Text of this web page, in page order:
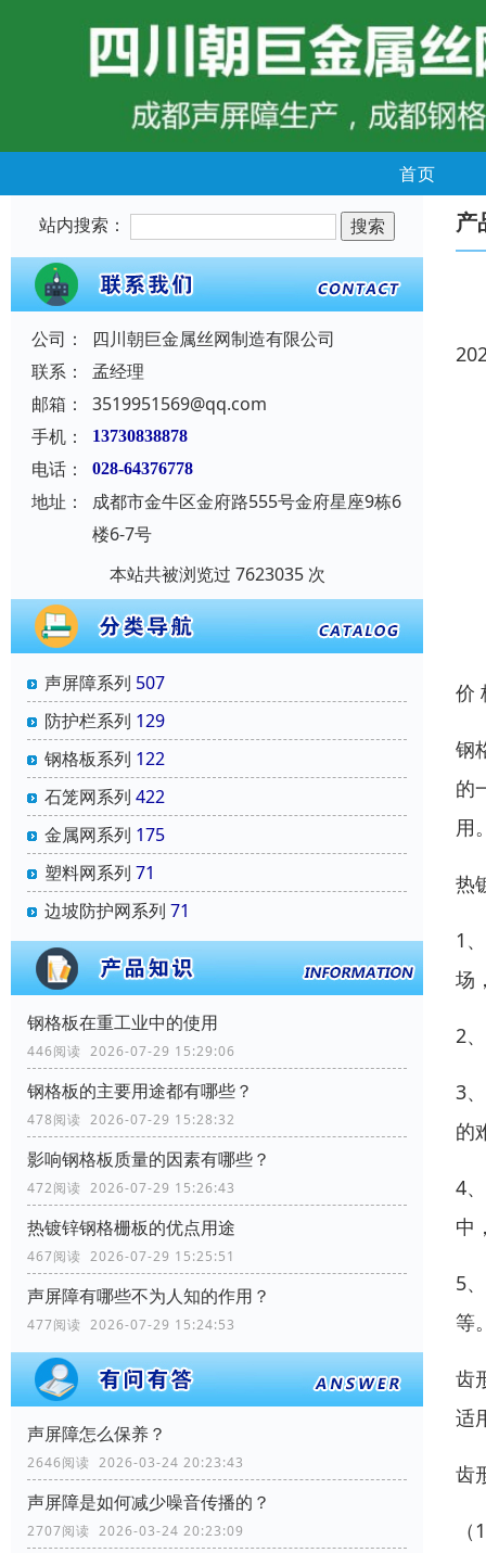
首页
站内搜索：
公司：
四川朝巨金属丝网制造有限公司
联系：
孟经理
邮箱：
3519951569@qq.com
手机：
13730838878
电话： 028-64376778
地址：
成都市金牛区金府路555号金府星座9栋6
楼6-7号
本站共被浏览过 7623035 次
声屏障系列 507
防护栏系列 129
钢格板系列 122
石笼网系列 422
金属网系列 175
塑料网系列 71
边坡防护网系列 71
钢格板在重工业中的使用
446阅读 2026-07-29 15:29:06
钢格板的主要用途都有哪些？
478阅读 2026-07-29 15:28:32
影响钢格板质量的因素有哪些？
472阅读 2026-07-29 15:26:43
热镀锌钢格栅板的优点用途
467阅读 2026-07-29 15:25:51
声屏障有哪些不为人知的作用？
477阅读 2026-07-29 15:24:53
声屏障怎么保养？
2646阅读 2026-03-24 20:23:43
声屏障是如何减少噪音传播的？
2707阅读 2026-03-24 20:23:09
产
价
钢
的
用
热
1
场
2
3
的
4
中
5
等
齿
适
齿